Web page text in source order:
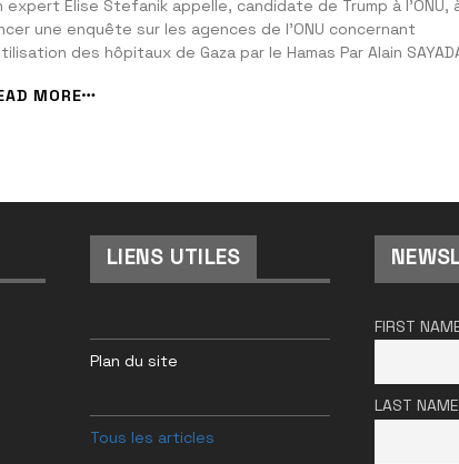
expert Elise Stefanik appelle, candidate de Trump à l’ONU,
une enquête sur les agences de l’ONU concernant
des hôpitaux de Gaza par le Hamas Par Alain
otages israéliens ont été libérés dans le cadre de l&...
MORE
LIENS UTILES
Plan du site
Tous les articles
FIRST
LAST NAME